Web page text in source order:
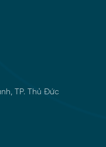
TP. Thủ Đức